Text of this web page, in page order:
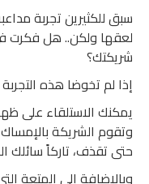
سبق للكثيرين تجربة
لعقها ولكن.. هل فكرت
شريكتك؟
إذا لم تخوضا هذه
يمكنك الاستلقاء على
وتقوم الشريكة بالإمساك
حتى تقذف، تاركاً سائلك
وبالإضافة إلى المتعة